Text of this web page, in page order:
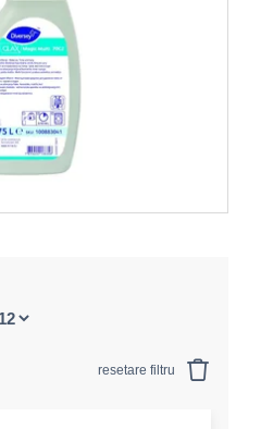
resetare filtru